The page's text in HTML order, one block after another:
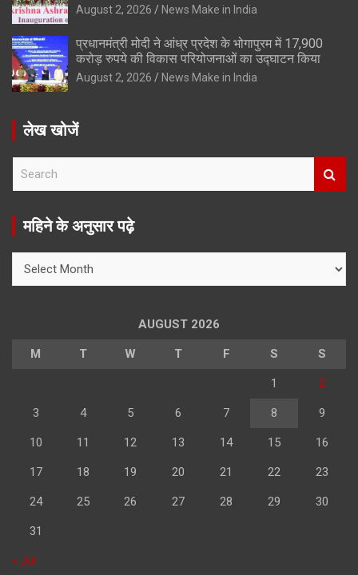
August 2, 2026 News Make in India
प्रधानमंत्री मोदी ने आंध्र प्रदेश के भोगापुरम में 17,900
करोड़ रुपये की विकास परियोजनाओं का उद्घाटन किया
August 2, 2026 News Make in India
लेख खोजें
r
महिने के अनुसार पढ़े
AUGUST 2026
M T W T F S S
1 2
3 4 5 6 7 8 9
10 11 12 13 14 15 16
17 18 19 20 21 22 23
24 25 26 27 28 29 30
31
« Jul